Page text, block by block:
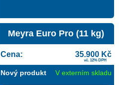
Meyra Euro Pro (11 kg)
Cena: 35.900 Kč
vč. 12% DPH
Nový produkt V externím skladu